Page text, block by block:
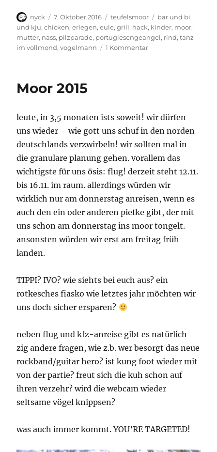
Autor
nyck
Veröffentlicht
am
7. Oktober 2016 Kategorien
teufelsmoor Schlagwörter
bar und bi
und kju,chicken,erlegen,eule,grill, hack, kinder, moor,
mutter, nass, pilzparade, portugiesengeangel, rind,tanz
im vollmond,vogelmann 1 Kommentarzu
Moor 2015
leute, in 3,5 monaten ists soweit! wir dürfen
uns wieder – wie gott uns schuf in den norden
deutschlands verzwirbeln! wir sollten mal in
die granulare planung gehen. vorallem das
wichtigste für uns ösis: flug! derzeit steht 12.11.
bis 16.11. im raum. allerdings würden wir
wirklich nur am donnerstag anreisen, wenn es
auch den ein oder anderen piefke gibt, der mit
uns schon am donnerstag ins moor tongelt.
ansonsten würden wir erst am freitag früh
landen.
TIPPI? IVO? wie siehts bei euch aus? ein
rotkesches fiasko wie letztes jahr möchten wir
uns doch sicher ersparen?
neben flug und kfz-anreise gibt es natürlich
zig andere fragen, wie z.b. wer besorgt das neue
rockband/guitar hero? ist kung foot wieder mit
von der partie? freut sich die kuh schon auf
ihren verzehr? wird die webcam wieder
seltsame vögel knippsen?
was auch immer kommt. YOU’RE TARGETED!